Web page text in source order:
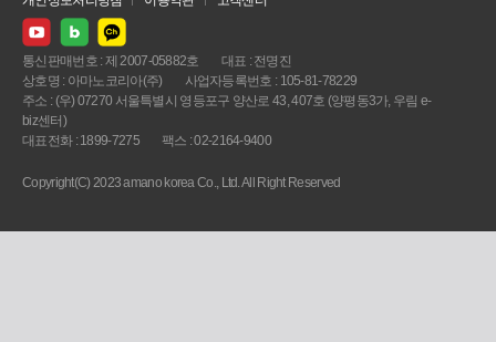
통신판매번호 : 제 2007-05882호
대표 : 전명진
상호명 : 아마노코리아(주)
사업자등록번호 : 105-81-78229
주소 : (우) 07270 서울특별시 영등포구 양산로 43, 407호 (양평동3가, 우림 e-
biz센터)
대표전화 : 1899-7275
팩스 : 02-2164-9400
Copyright(C) 2023 amano korea Co., Ltd. All Right Reserved